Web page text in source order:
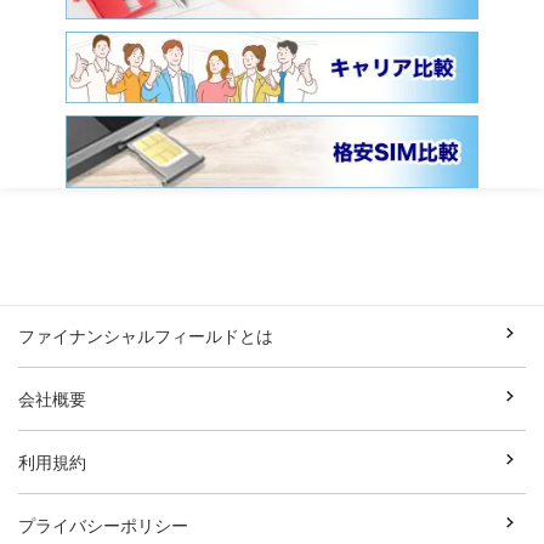
ファイナンシャルフィールドとは
会社概要
利用規約
プライバシーポリシー